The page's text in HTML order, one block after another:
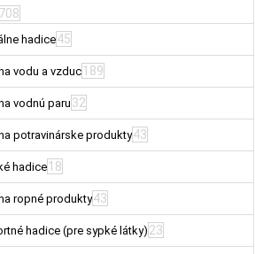
708
hadice45
vodu a vzduc189
vodnú paru32
potravinárske produkty43
hadice 18
ropné produkty43
hadice (pre sypké látky) 23